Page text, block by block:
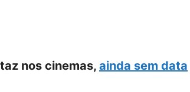
nos cinemas, ainda sem data